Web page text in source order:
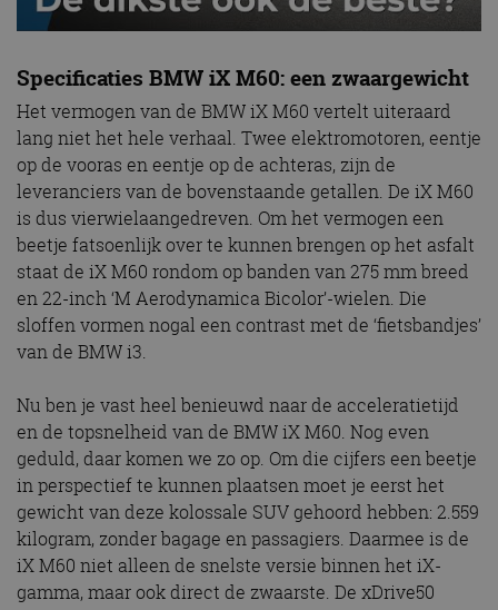
Specificaties BMW iX M60: een zwaargewicht
Het vermogen van de BMW iX M60 vertelt uiteraard
lang niet het hele verhaal. Twee elektromotoren, eentje
op de vooras en eentje op de achteras, zijn de
leveranciers van de bovenstaande getallen. De iX M60
is dus vierwielaangedreven. Om het vermogen een
beetje fatsoenlijk over te kunnen brengen op het asfalt
staat de iX M60 rondom op banden van 275 mm breed
en 22-inch ‘M Aerodynamica Bicolor’-wielen. Die
sloffen vormen nogal een contrast met de ‘fietsbandjes’
van de BMW i3.
Nu ben je vast heel benieuwd naar de acceleratietijd
en de topsnelheid van de BMW iX M60. Nog even
geduld, daar komen we zo op. Om die cijfers een beetje
in perspectief te kunnen plaatsen moet je eerst het
gewicht van deze kolossale SUV gehoord hebben: 2.559
kilogram, zonder bagage en passagiers. Daarmee is de
iX M60 niet alleen de snelste versie binnen het iX-
gamma, maar ook direct de zwaarste. De xDrive50